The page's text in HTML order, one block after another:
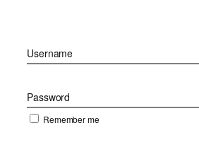
Username
Password
Remember me